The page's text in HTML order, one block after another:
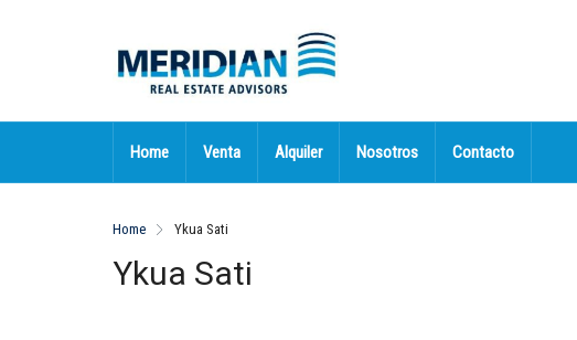
Home Venta Alquiler Nosotros Contacto
Home Ykua Sati
Ykua Sati